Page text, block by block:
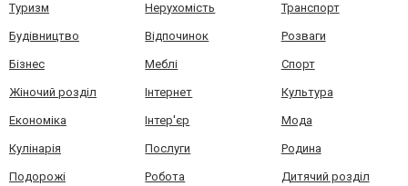
Туризм Нерухомість Транспорт
Будівництво Відпочинок Розваги
Бізнес Меблі Спорт
Жіночий розділ Інтернет Культура
Економіка Інтер'єр Мода
Кулінарія Послуги Родина
Подорожі Робота Дитячий розділ